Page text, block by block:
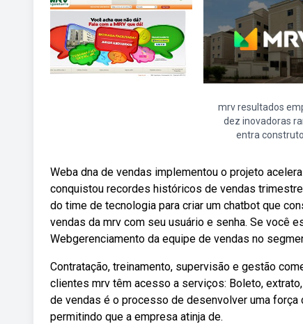
mrv resultados
dez inovadoras
entra
Weba dna de vendas implementou o projeto
conquistou recordes históricos de vendas
do time de tecnologia para criar um chatbot que
vendas da mrv com seu usuário e senha. Se você
Webgerenciamento da equipe de vendas no
Contratação, treinamento, supervisão e gestão
clientes mrv têm acesso a serviços: Boleto,
de vendas é o processo de desenvolver uma
permitindo que a empresa atinja de.